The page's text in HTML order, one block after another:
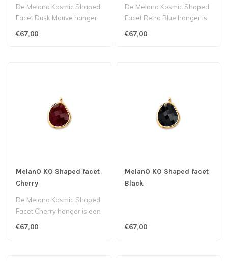
De Melano Kosmic Shaped
Facet Dusk Mauve hanger
€67,00
De Melano Kosmic Shaped
Facet Retro Blue hanger is
€67,00
MelanO KO Shaped facet
Cherry
De Melano Kosmic Shaped
Facet Cherry hanger is een
€67,00
MelanO KO Shaped facet
Black
€67,00